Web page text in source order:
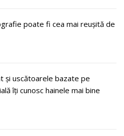
poate fi cea mai reușită de
și uscătoarele bazate pe
îți cunosc hainele mai bine